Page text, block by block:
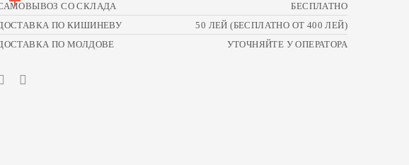
СО СКЛАДА
БЕСПЛАТНО
ПО КИШИНЕВУ
50 ЛЕЙ (БЕСПЛАТНО ОТ 400 ЛЕЙ)
ПО МОЛДОВЕ
УТОЧНЯЙТЕ У ОПЕРАТОРА